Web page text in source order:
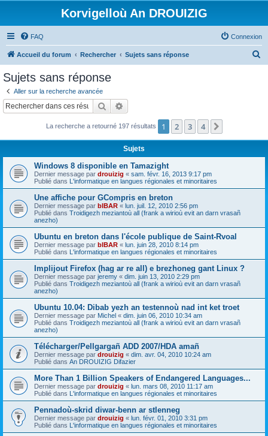
Korvigelloù An DROUIZIG
FAQ Connexion
Accueil du forum Rechercher Sujets sans réponse
c
Sujets sans réponse
Aller sur la recherche avancée
Rechercher
La recherche a retourné 197 résultats 1 2 3 4
Sujets
Windows 8 disponible en Tamazight
Dernier message par drouizig « sam. févr. 16, 2013 9:17 pm
Publié dans L'informatique en langues régionales et minoritaires
Une affiche pour GCompris en breton
Dernier message par bIBAR « lun. juil. 12, 2010 2:56 pm
Publié dans Troidigezh meziantoù all (frank a wirioù evit an darn vrasañ
anezho)
Ubuntu en breton dans l'école publique de Saint-Rvoal
Dernier message par bIBAR « lun. juin 28, 2010 8:14 pm
Publié dans L'informatique en langues régionales et minoritaires
Implijout Firefox (hag ar re all) e brezhoneg gant Linux ?
Dernier message par jeremy « dim. juin 13, 2010 2:29 pm
Publié dans Troidigezh meziantoù all (frank a wirioù evit an darn vrasañ
anezho)
Ubuntu 10.04: Dibab yezh an testennoù nad int ket troet
Dernier message par Michel « dim. juin 06, 2010 10:34 am
Publié dans Troidigezh meziantoù all (frank a wirioù evit an darn vrasañ
anezho)
Télécharger/Pellgargañ ADD 2007/HDA amañ
Dernier message par drouizig « dim. avr. 04, 2010 10:24 am
Publié dans An DROUIZIG Difazier
More Than 1 Billion Speakers of Endangered Languages...
Dernier message par drouizig « lun. mars 08, 2010 11:17 am
Publié dans L'informatique en langues régionales et minoritaires
Pennadoù-skrid diwar-benn ar stlenneg
Dernier message par drouizig « lun. févr. 01, 2010 3:31 pm
Publié dans L'informatique en langues régionales et minoritaires